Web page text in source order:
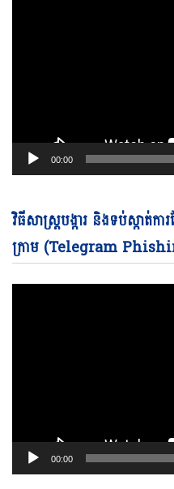
00:00
វិធីសាស្ត្របង្ការ និងទប់ស្កាត់ក
ក្រាម (Telegram
00:00